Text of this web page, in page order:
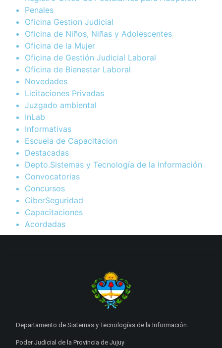
Penales
Oficina Gestion Judicial
Oficina de Niños, Niñas y Adolescentes
Oficina de la Mujer
Oficina de Gestión Judicial Laboral
Oficina de Bienestar Laboral
Novedades
Licitaciones Privadas
Juzgado ambiental
InLab
Informativas
Escuela de Capacitacion
Destacadas
Depto.Sistemas y Tecnología de la Información
Convocatorias
Concursos
CiberSeguridad
Capacitaciones
Acordadas
Departamento de Sistemas y Tecnologías de la Información.
Poder Judicial de la Provincia de Jujuy